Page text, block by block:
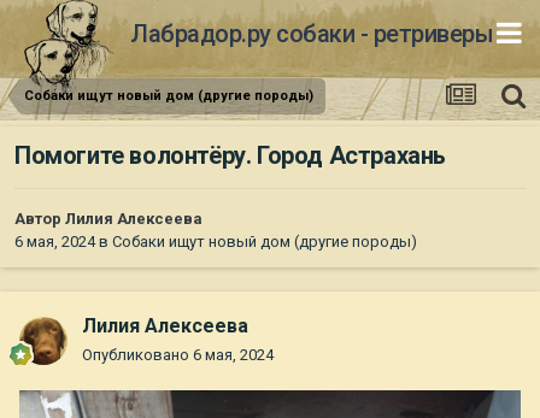
Лабрадор.ру собаки - ретриверы
Собаки ищут новый дом (другие породы)
Помогите волонтёру. Город Астрахань
Автор Лилия Алексеева
6 мая, 2024в Собаки ищут новый дом (другие породы)
Лилия Алексеева
Опубликовано 6 мая, 2024